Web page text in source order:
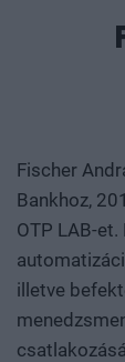
Fischer
Bankhoz,
OTP LAB-
illetve